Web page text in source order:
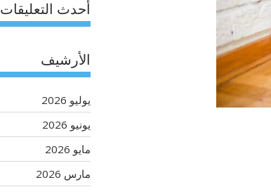
أحدث التعليقات
الأرشيف
يوليو 2026
يونيو 2026
مايو 2026
مارس 2026